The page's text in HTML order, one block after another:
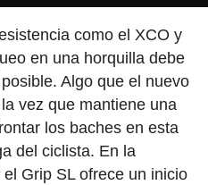
como el XCO y
en una horquilla debe
Algo que el nuevo
vez que mantiene una
los baches en esta
del ciclista. En la
Grip SL ofrece un inicio